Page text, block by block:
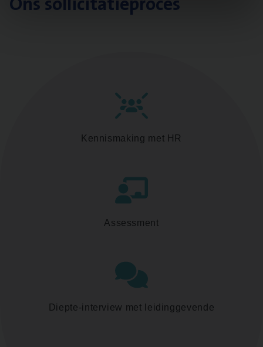
Kennismaking met HR
Assessment
Diepte-interview met leidinggevende